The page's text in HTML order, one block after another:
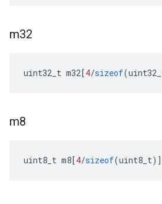
m32
uint32_t m32[4/sizeof(
m8
uint8_t m8[4/sizeof(uint8_t)]